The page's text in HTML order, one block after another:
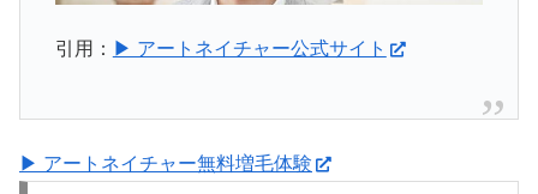
引用： ▶ アートネイチャー公式サイト
▶ アートネイチャー無料増毛体験